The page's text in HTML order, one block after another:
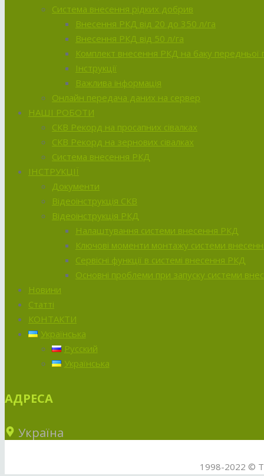
Система внесення рідких добрив
Внесення РКД від 20 до 350 л/га
Внесення РКД від 50 л/га
Комплект внесення РКД на баку передньої
Інструкції
Важлива інформація
Онлайн передача даних на сервер
НАШІ РОБОТИ
СКВ Рекорд на просапних сівалках
СКВ Рекорд на зернових сівалках
Система внесення РКД
ІНСТРУКЦІЇ
Документи
Відеоінструкція СКВ
Відеоінструкція РКД
Налаштування системи внесення РКД
Ключові моменти монтажу системи
Сервісні функції в системі внесення РКД
Основні проблеми при запуску системи
Новини
Статті
КОНТАКТИ
Українська
Русский
Українська
АДРЕСА
Україна
1998-2022 ©